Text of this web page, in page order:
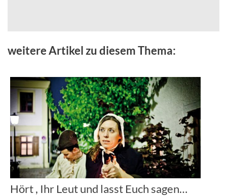
weitere Artikel zu diesem Thema:
Hört , Ihr Leut und lasst Euch sagen…